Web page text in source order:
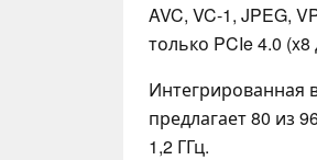
AVC, VC-1, JPEG,
только PCIe 4.0
Интегрированная
предлагает 80 из
1,2 ГГц.